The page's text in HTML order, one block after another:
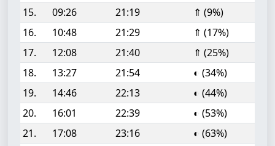
15.
09:26 21:19
⇑ (9%)
16.
10:48 21:29
⇑ (17%)
17.
12:08 21:40
⇑ (25%)
18.
13:27 21:54
◐ (34%)
19.
14:46 22:13
◐ (44%)
20.
16:01 22:39
◐ (53%)
21.
17:08 23:16
◐ (63%)